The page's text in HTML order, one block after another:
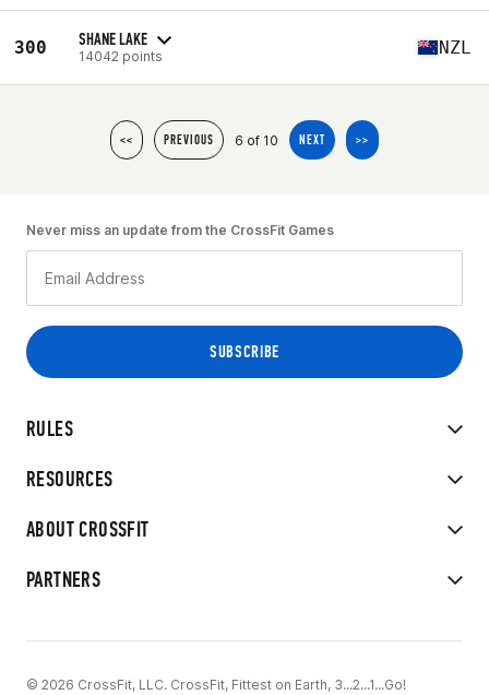
300 SHANE LAKE
14042 points NZL
<< PREVIOUS 6 of 10 NEXT >>
RULES
RESOURCES
ABOUT CROSSFIT
PARTNERS
Never miss an update from the CrossFit Games
© 2026 CrossFit, LLC. CrossFit, Fittest on Earth, 3...2...1...Go!